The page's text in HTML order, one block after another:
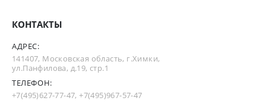
КОНТАКТЫ
АДРЕС:
141407, Московская область, г.Химки,
ул.Панфилова, д.19, стр.1
ТЕЛЕФОН:
+7(495)627-77-47,+7(495)967-57-47